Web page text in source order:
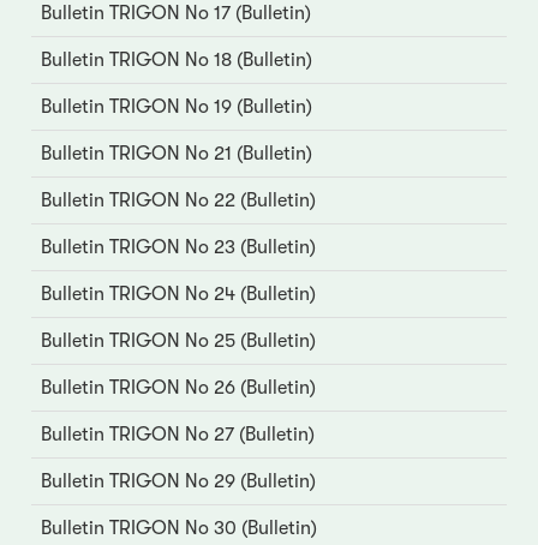
Bulletin TRIGON No 17 (Bulletin)
Bulletin TRIGON No 18 (Bulletin)
Bulletin TRIGON No 19 (Bulletin)
Bulletin TRIGON No 21 (Bulletin)
Bulletin TRIGON No 22 (Bulletin)
Bulletin TRIGON No 23 (Bulletin)
Bulletin TRIGON No 24 (Bulletin)
Bulletin TRIGON No 25 (Bulletin)
Bulletin TRIGON No 26 (Bulletin)
Bulletin TRIGON No 27 (Bulletin)
Bulletin TRIGON No 29 (Bulletin)
Bulletin TRIGON No 30 (Bulletin)